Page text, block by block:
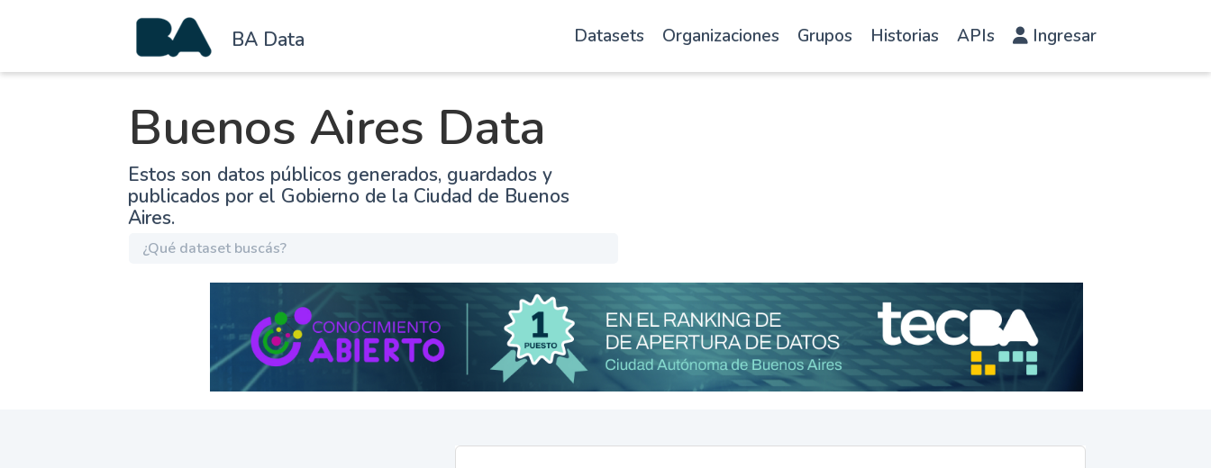
BA Data Datasets Organizaciones Grupos Historias APIs Ingresar
Buenos Aires Data
Estos son datos públicos generados, guardados y
publicados por el Gobierno de la Ciudad de Buenos
Aires.